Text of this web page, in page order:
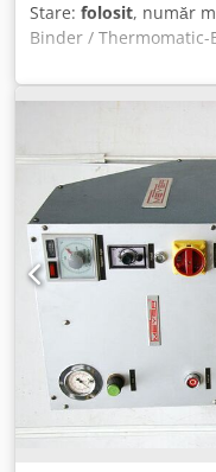
Stare: folosit, număr
Binder / Thermomatic-
Termolegător pentru
maximă de legare:
Timp de încălzire:
180 exemplare/oră
Credpjh Ayc Ujfx Ab
multe utilaje în stoc
În stoc la Emskirchen /